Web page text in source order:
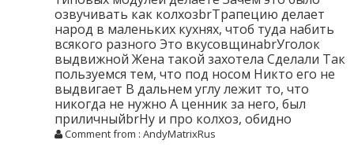
озвучивать как колхозbrТрапецию делает
народ в маленьких кухнях, чтоб туда набить
всякого разного Это вкусовщинаbrУголок
выдвижной Жена такой захотела Сделали Так
пользуемся тем, что под носом Никто его не
выдвигает В дальнем углу лежит то, что
никогда не нужно А ценник за него, был
приличныйbrНу и про колхоз, обидно
Comment from : AndyMatrixRus